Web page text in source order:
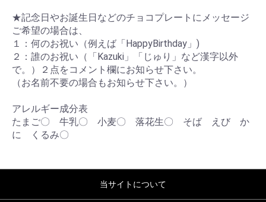
★記念日やお誕生日などのチョコプレートにメッセージ
ご希望の場合は、
１：何のお祝い（例えば「HappyBirthday」)
２：誰のお祝い（「Kazuki」「じゅり」など漢字以外
で。）２点をコメント欄にお知らせ下さい。
（お名前不要の場合もお知らせ下さい。）
アレルギー成分表
たまご〇 牛乳〇 小麦〇 落花生〇 そば えび か
に くるみ〇
当サイトについて